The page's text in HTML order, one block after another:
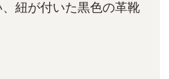
紐が付いた黒色の革靴